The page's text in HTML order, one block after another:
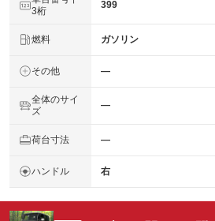
3桁
399
燃料 ガソリン
その他 ―
全体のサイ
ズ
―
荷台寸法 ―
ハンドル 右